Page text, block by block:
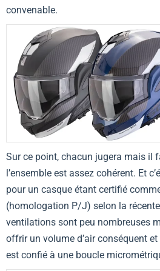
convenable.
Sur ce point, chacun jugera mais il
l’ensemble est assez cohérent. Et
pour un casque étant certifié
(homologation P/J) selon la récente
ventilations sont peu nombreuses
offrir un volume d’air conséquent
est confié à une boucle